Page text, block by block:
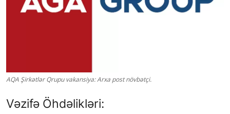
AQA Şirkətlər Qrupu vakansiya: Arxa post növbətçi.
Vəzifə Öhdəlikləri: